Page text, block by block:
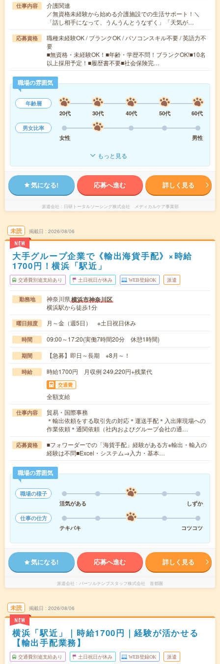
仕事内容
介護関連
／無資格未経験から始める介護施設での生活サポート！＼
「話し相手になって、うんうんとうなずく」「天気が…
応募資格
職種未経験OK / ブランクOK / パソコンスキル不要 / 英語力不
要
■無資格・未経験OK！■年齢・学歴不問！ブランクOK!■10名
以上採用予定！■履歴書不要■社会保険完…
職場の雰囲気
年齢層
20代
30代 40代 50代
60代
男女比率
女性
男性
もっと見る
気になる! 応募へ進む 詳しく見る
派遣会社 日研トータルソーシング株式会社 メディカルケア事業部
未読
NEW
掲載日 2026/08/06
大手グループ企業で《輸出海貨手配》×時給
1700円！横浜「駅近」
交通費別途支給あり 土日祝日が休み WEB登録OK 派遣
勤務地 神奈川県横浜市神奈川区
横浜駅から徒歩1分
曜日頻度 月～金（週5日） ※土日祝日休み
時間 09:00～17:20(実働7時間20分 休憩1時間)
期間 【急募】即日～長期 ※8月～！
時給 時給1700円 月収例 249,220円+残業代
交通費
全額支給
仕事内容
貿易・国際事務
＊輸出依頼をする取引先の対応＊運送手配＊入出庫現場への
作業依頼＊通関依頼（社内およびグループ会社の通…
応募資格
■フォワーダーでの「海貨手配」経験がある方※輸出・輸入の
経験は不問■Excel・システム→入力・基本…
職場の雰囲気
職場の様子
活気がある
しずか
仕事の仕方
テキパキ
コツコツ
気になる! 応募へ進む 詳しく見る
派遣会社 パーソルテンプスタッフ株式会社 首都圏
未読
NEW
掲載日 2026/08/06
横浜「駅近」｜時給1700円｜経験が活かせる
【輸出手配業務】
交通費別途支給あり 土日祝日が休み WEB登録OK 派遣